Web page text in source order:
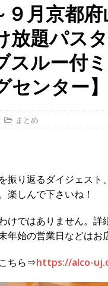
]
8月7日、塔の島で「ホコラ
作りのランタン並ぶ【京都府
]
８月８日、宇治橋通り商店
治も盛り上がってました～！【
]
令和８年８月８日、愛媛県
【八幡市】
９月京都
放題パス
スルー付
ンター】
まとめ
振り返るダイジェス
楽しんで下さいね！
けではありません。詳
始の営業日などはお
ちら⇒https://alco-